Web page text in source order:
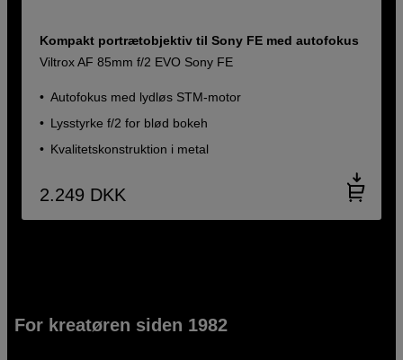
Kompakt portrætobjektiv til Sony FE med autofokus
Viltrox AF 85mm f/2 EVO Sony FE
Autofokus med lydløs STM-motor
Lysstyrke f/2 for blød bokeh
Kvalitetskonstruktion i metal
2.249 DKK
For kreatøren siden 1982